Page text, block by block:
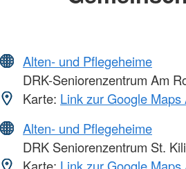
Alten- und Pflegeheime
DRK-Seniorenzentrum Am
Karte: Link zur Google Maps
Alten- und Pflegeheime
DRK Seniorenzentrum St.